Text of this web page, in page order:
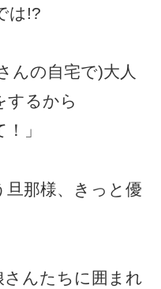
は!?
んの自宅で)大人
するから
」
那様、きっと優
さんたちに囲まれ